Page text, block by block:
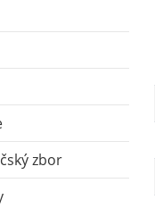
zbor